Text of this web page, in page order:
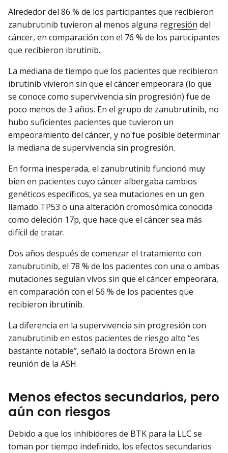
Alrededor del 86 % de los participantes que recibieron
zanubrutinib tuvieron al menos alguna regresión del
cáncer, en comparación con el 76 % de los participantes
que recibieron ibrutinib.
La mediana de tiempo que los pacientes que recibieron
ibrutinib vivieron sin que el cáncer empeorara (lo que
se conoce como supervivencia sin progresión) fue de
poco menos de 3 años. En el grupo de zanubrutinib, no
hubo suficientes pacientes que tuvieron un
empeoramiento del cáncer, y no fue posible determinar
la mediana de supervivencia sin progresión.
En forma inesperada, el zanubrutinib funcionó muy
bien en pacientes cuyo cáncer albergaba cambios
genéticos específicos, ya sea mutaciones en un gen
llamado TP53 o una alteración cromosómica conocida
como deleción 17p, que hace que el cáncer sea más
difícil de tratar.
Dos años después de comenzar el tratamiento con
zanubrutinib, el 78 % de los pacientes con una o ambas
mutaciones seguían vivos sin que el cáncer empeorara,
en comparación con el 56 % de los pacientes que
recibieron ibrutinib.
La diferencia en la supervivencia sin progresión con
zanubrutinib en estos pacientes de riesgo alto “es
bastante notable”, señaló la doctora Brown en la
reunión de la ASH.
Menos efectos secundarios, pero
aún con riesgos
Debido a que los inhibidores de BTK para la LLC se
toman por tiempo indefinido, los efectos secundarios